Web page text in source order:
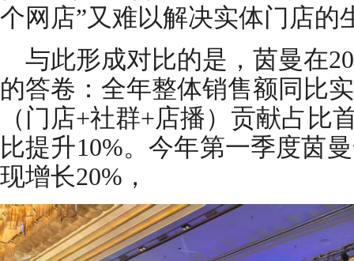
个网店”又难以解决实体门店的
与此形成对比的是，茵曼在
的答卷：全年整体销售额同比
（门店+社群+店播）贡献占比
比提升10%。今年第一季度茵
现增长20%，